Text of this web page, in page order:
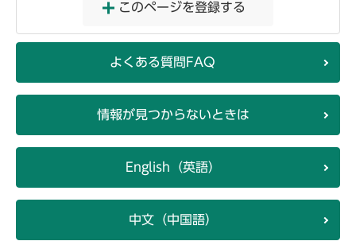
このページを登録する
よくある質問FAQ
情報が見つからないときは
English（英語）
中文（中国語）